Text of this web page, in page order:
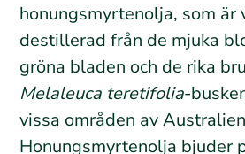
honungsmyrtenolja, som är
destillerad från de mjuka
gröna bladen och de rika
Melaleuca teretifolia-
vissa områden av
Honungsmyrtenolja bjuder